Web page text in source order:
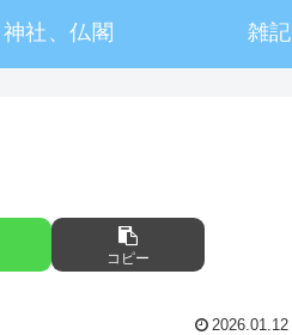
神社、仏閣 雑記
コピー
2026.01.12